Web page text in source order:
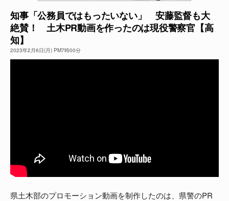
よくある質問
知事「公務員ではもったいない」 安藤監督も大
絶賛！ 土木PR動画を作ったのは現役警察官【高
知】
2023年2月6日(月) PM7時00分
県土木部のプロモーション動画を制作したのは、県警のPR